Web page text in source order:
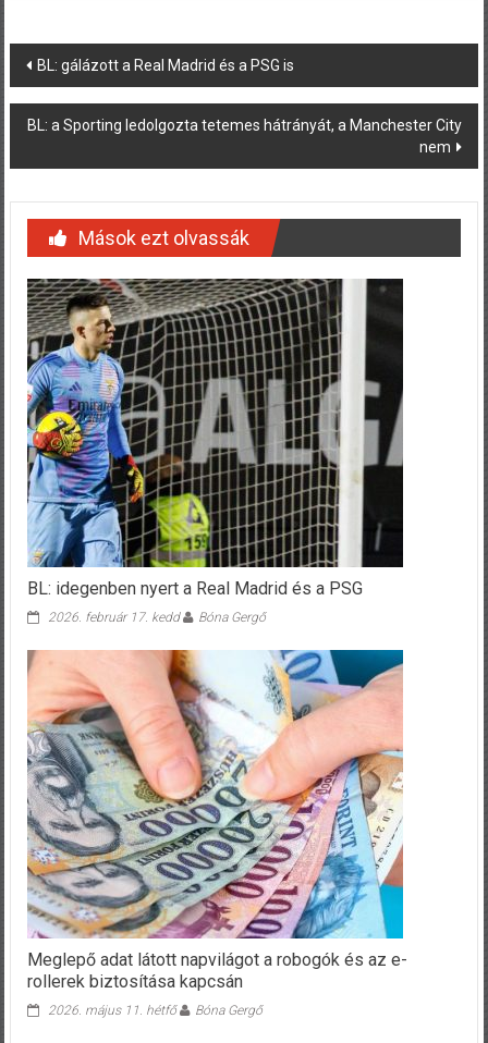
Post
navigation
BL: gálázott a Real Madrid és a PSG is
BL: a Sporting ledolgozta tetemes hátrányát, a Manchester City
nem
Mások ezt olvassák
BL: idegenben nyert a Real Madrid és a PSG
2026. február 17. kedd Bóna Gergő
Meglepő adat látott napvilágot a robogók és az e-
rollerek biztosítása kapcsán
2026. május 11. hétfő Bóna Gergő